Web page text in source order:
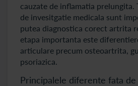
cauzate de inflamatia prelungita.
de invesitgatie medicala sunt
putea diagnostica corect artrita
etapa importanta este
articulare precum osteoartrita,
psoriazica.
Principalele diferente fata